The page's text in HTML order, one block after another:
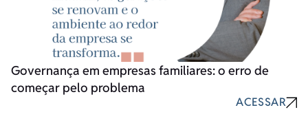
Governança em empresas familiares: o erro de
começar pelo problema
ACESSAR